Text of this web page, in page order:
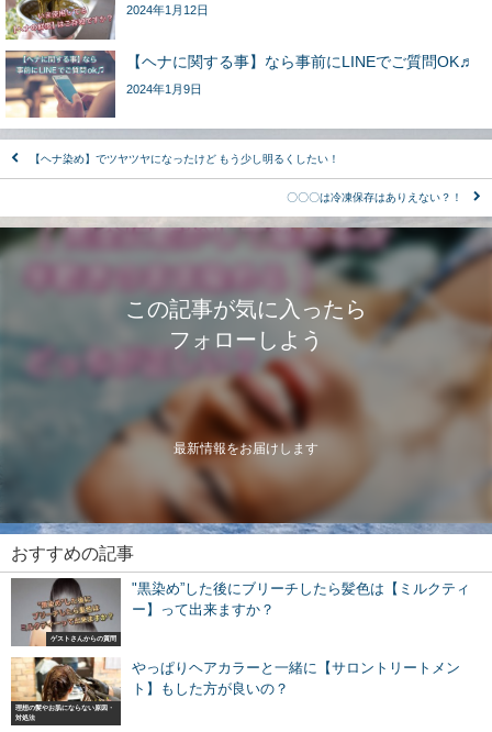
2024年1月12日
【ヘナに関する事】なら事前にLINEでご質問OK♬
2024年1月9日
【ヘナ染め】でツヤツヤになったけど もう少し明るくしたい！
〇〇〇は冷凍保存はありえない？！
この記事が気に入ったら
フォローしよう
最新情報をお届けします
おすすめの記事
ゲストさんからの質問
"黒染め”した後にブリーチしたら髪色は【ミルクティ
ー】って出来ますか？
理想の髪やお肌にならない原因・
対処法
やっぱりヘアカラーと一緒に【サロントリートメン
ト】もした方が良いの？